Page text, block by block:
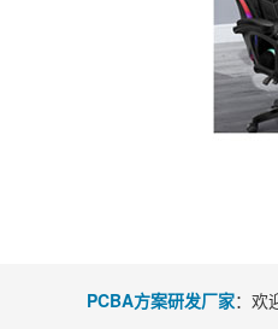
PCBA方案研发厂家：欢